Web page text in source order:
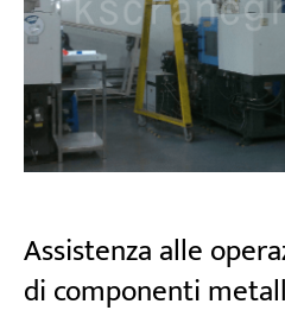
Assistenza alle
di componenti